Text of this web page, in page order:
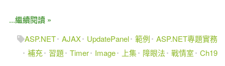
...繼續閱讀 »
ASP.NET AJAX UpdatePanel 範例
ASP.NET專題實務
補充
習題 Timer Image 上集 障眼法 戰情室 Ch19